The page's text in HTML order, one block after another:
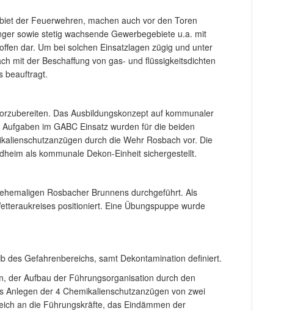
der Feuerwehren, machen auch vor den Toren
sowie stetig wachsende Gewerbegebiete u.a. mit
dar. Um bei solchen Einsatzlagen zügig und unter
mit der Beschaffung von gas- und flüssigkeitsdichten
beauftragt.
Das Ausbildungskonzept auf kommunaler
im GABC Einsatz wurden für die beiden
durch die Wehr Rosbach vor. Die
als kommunale Dekon-Einheit sichergestellt.
Rosbacher Brunnens durchgeführt. Als
positioniert. Eine Übungspuppe wurde
des Gefahrenbereichs, samt Dekontamination definiert.
der Aufbau der Führungsorganisation durch den
der 4 Chemikalienschutzanzügen von zwei
an die Führungskräfte, das Eindämmen der